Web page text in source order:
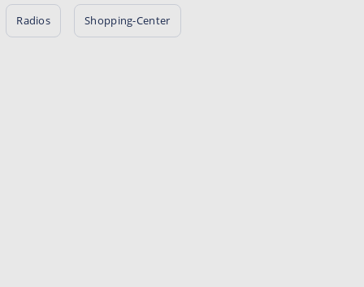
Radios Shopping-Center